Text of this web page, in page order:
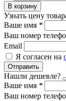
В корзину
Узнать цену
Ваше имя *
Ваш номер
Email
Я согласен на
Отправить
Нашли дешевле?
Ваше имя *
Ваш номер